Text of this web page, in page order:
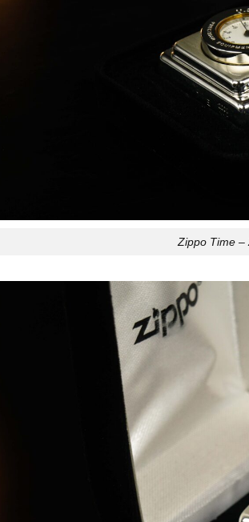
Zippo Time –